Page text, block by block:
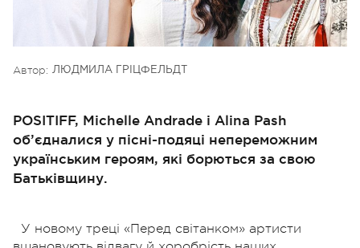
Автор: ЛЮДМИЛА ГРІЦФЕЛЬДТ
POSITIFF, Michelle Andrade і Alina Pash
об’єдналися у пісні-подяці непереможним
українським героям, які борються за свою
Батьківщину.
У новому треці «Перед світанком» артисти